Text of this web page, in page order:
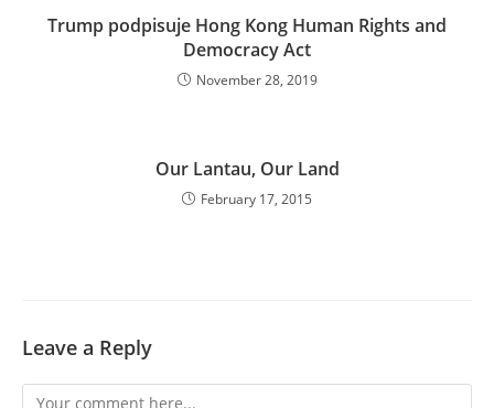
Trump podpisuje Hong Kong Human Rights and
Democracy Act
November 28, 2019
Our Lantau, Our Land
February 17, 2015
Leave a Reply
Comment